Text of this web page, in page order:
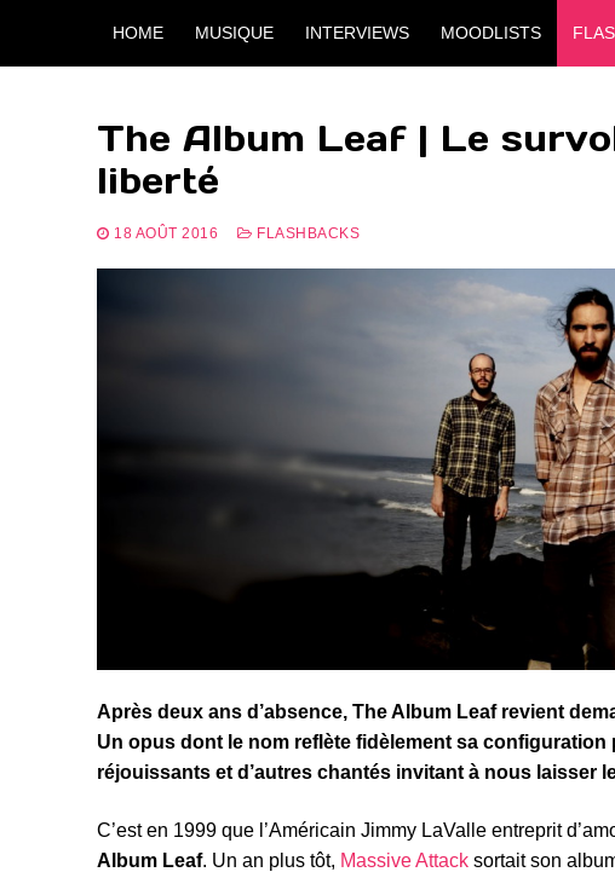
HOME MUSIQUE INTERVIEWS MOODLISTS
The Album Leaf | Le
liberté
18 AOÛT 2016 FLASHBACKS
Après deux ans d’absence, The Album Leaf revient
Un opus dont le nom reflète fidèlement sa
réjouissants et d’autres chantés invitant à nous laisser
C’est en 1999 que l’Américain Jimmy LaValle entreprit
Album Leaf. Un an plus tôt, Massive Attack sortait son